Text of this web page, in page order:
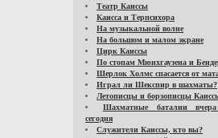
Театр Каиссы
Каисса и Терпсихора
На музыкальной волне
На большом и малом экране
Цирк Каиссы
По стопам Мюнхгаузена и
Шерлок Холмс спасается от
Играл ли Шекспир в шахматы?
Летописцы и борзописцы
Шахматные баталии
сегодня
Служители Каиссы, кто вы?